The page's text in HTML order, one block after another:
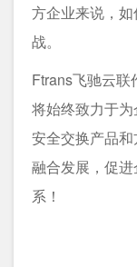
方企业来说，
战。
Ftrans飞驰云联
将始终致力于
安全交换产品
融合发展，促
系！